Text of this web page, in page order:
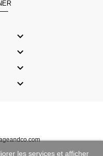
les services et afficher



